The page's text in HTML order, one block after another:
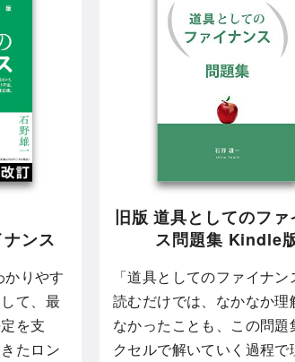
ンス
りやす
て、最
を支
たロン
旧版 道具としてのファ
ス問題集 Kindle
「道具としてのファイナン
読むだけでは、なかなか理
なかったことも、この問題
クセルで解いていく過程で